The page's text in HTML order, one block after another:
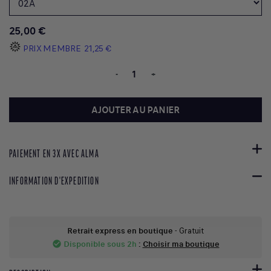
25,00 €
PRIX MEMBRE 21,25 €
- +
AJOUTER AU PANIER
PAIEMENT EN 3X AVEC ALMA
INFORMATION D'EXPEDITION
Retrait express en boutique - Gratuit
check_circle Disponible sous 2h : Choisir ma boutique